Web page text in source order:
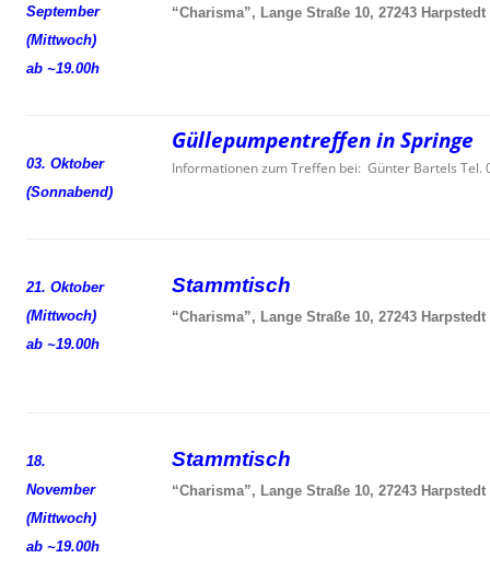
September
(Mittwoch)
ab ~19.00h
“Charisma”, Lange Straße 10, 27243 Harpstedt
03. Oktober
(Sonnabend)
Güllepumpentreffen in Springe
Informationen zum Treffen bei: Günter Bartels Tel.
21. Oktober
(Mittwoch)
ab ~19.00h
Stammtisch
“Charisma”, Lange Straße 10, 27243 Harpstedt
18.
November
(Mittwoch)
ab ~19.00h
Stammtisch
“Charisma”, Lange Straße 10, 27243 Harpstedt